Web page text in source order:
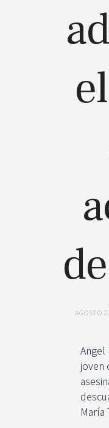
AGOSTO
Angel
joven
María